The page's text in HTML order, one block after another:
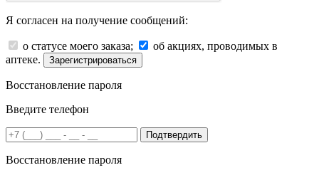
Я согласен на получение сообщений:
о статусе моего заказа;
об акциях, проводимых в
аптеке.
Зарегистрироваться
Восстановление пароля
Введите телефон
Подтвердить
Восстановление пароля